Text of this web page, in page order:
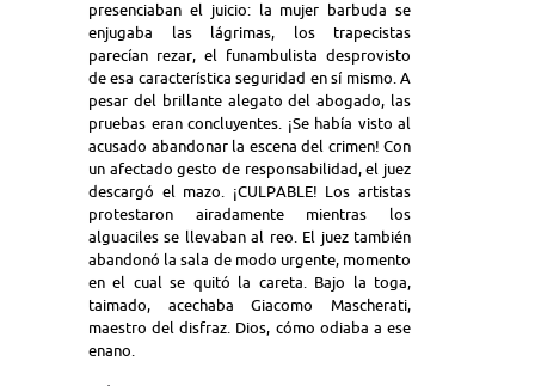
presenciaban el juicio: la mujer barbuda se
enjugaba las lágrimas, los trapecistas
parecían rezar, el funambulista desprovisto
de esa característica seguridad en sí mismo. A
pesar del brillante alegato del abogado, las
pruebas eran concluyentes. ¡Se había visto al
acusado abandonar la escena del crimen! Con
un afectado gesto de responsabilidad, el juez
descargó el mazo. ¡CULPABLE! Los artistas
protestaron airadamente mientras los
alguaciles se llevaban al reo. El juez también
abandonó la sala de modo urgente, momento
en el cual se quitó la careta. Bajo la toga,
taimado, acechaba Giacomo Mascherati,
maestro del disfraz. Dios, cómo odiaba a ese
enano.